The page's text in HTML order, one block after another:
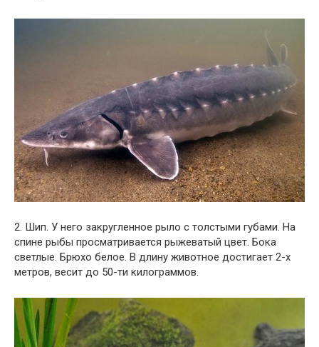
2. Шип. У него закругленное рыло с толстыми губами. На
спине рыбы просматривается рыжеватый цвет. Бока
светлые. Брюхо белое. В длину животное достигает 2-х
метров, весит до 50-ти килограммов.